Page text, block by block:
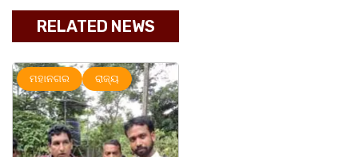
RELATED NEWS
ମହାନଗର ରାଜ୍ୟ